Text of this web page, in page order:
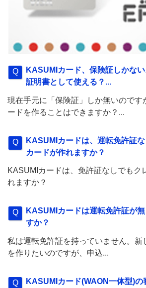
KASUMIカード、保険証しかな
証明書として使える？...
現在手元に「保険証」しか無いのです
ードを作ることはできますか？...
KASUMIカードは、運転免許証
カードが作れますか？
KASUMIカードは、免許証なしでもク
れますか？
KASUMIカードは運転免許証が
すか？
私は運転免許証を持っていません。新
を作りたいのですが、申込...
KASUMIカード(WAON一体型)の